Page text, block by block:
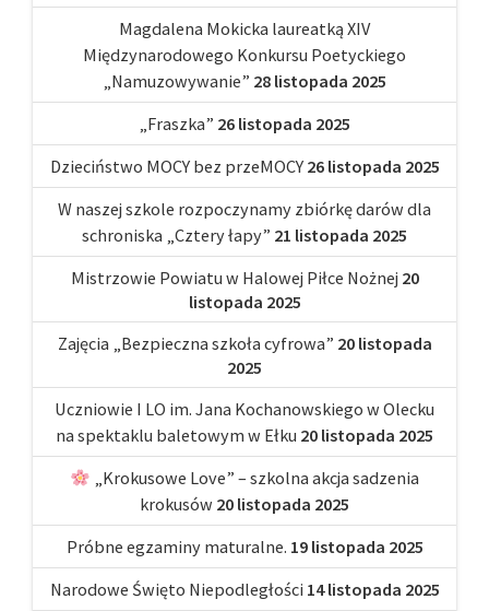
Magdalena Mokicka laureatką XIV
Międzynarodowego Konkursu Poetyckiego
„Namuzowywanie” 28 listopada 2025
„Fraszka” 26 listopada 2025
Dzieciństwo MOCY bez przeMOCY 26 listopada 2025
W naszej szkole rozpoczynamy zbiórkę darów dla
schroniska „Cztery łapy” 21 listopada 2025
Mistrzowie Powiatu w Halowej Piłce Nożnej 20
listopada 2025
Zajęcia „Bezpieczna szkoła cyfrowa” 20 listopada
2025
Uczniowie I LO im. Jana Kochanowskiego w Olecku
na spektaklu baletowym w Ełku 20 listopada 2025
„Krokusowe Love” – szkolna akcja sadzenia
krokusów 20 listopada 2025
Próbne egzaminy maturalne. 19 listopada 2025
Narodowe Święto Niepodległości 14 listopada 2025